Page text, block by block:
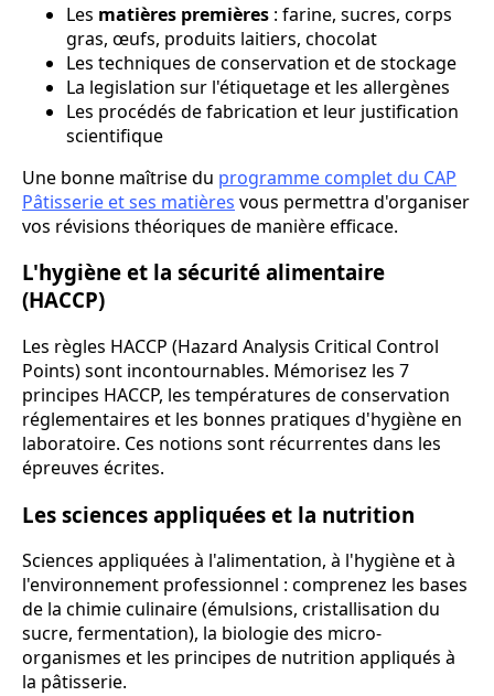
Les matières premières : farine, sucres, corps
gras, œufs, produits laitiers, chocolat
Les techniques de conservation et de stockage
La legislation sur l'étiquetage et les allergènes
Les procédés de fabrication et leur justification
scientifique
Une bonne maîtrise du programme complet du CAP
Pâtisserie et ses matières vous permettra d'organiser
vos révisions théoriques de manière efficace.
L'hygiène et la sécurité alimentaire
(HACCP)
Les règles HACCP (Hazard Analysis Critical Control
Points) sont incontournables. Mémorisez les 7
principes HACCP, les températures de conservation
réglementaires et les bonnes pratiques d'hygiène en
laboratoire. Ces notions sont récurrentes dans les
épreuves écrites.
Les sciences appliquées et la nutrition
Sciences appliquées à l'alimentation, à l'hygiène et à
l'environnement professionnel : comprenez les bases
de la chimie culinaire (émulsions, cristallisation du
sucre, fermentation), la biologie des micro-
organismes et les principes de nutrition appliqués à
la pâtisserie.